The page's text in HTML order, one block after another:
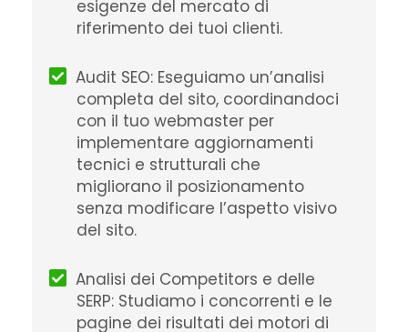
esigenze del mercato di
riferimento dei tuoi clienti.
Audit SEO: Eseguiamo un’analisi
completa del sito, coordinandoci
con il tuo webmaster per
implementare aggiornamenti
tecnici e strutturali che
migliorano il posizionamento
senza modificare l’aspetto visivo
del sito.
Analisi dei Competitors e delle
SERP: Studiamo i concorrenti e le
pagine dei risultati dei motori di